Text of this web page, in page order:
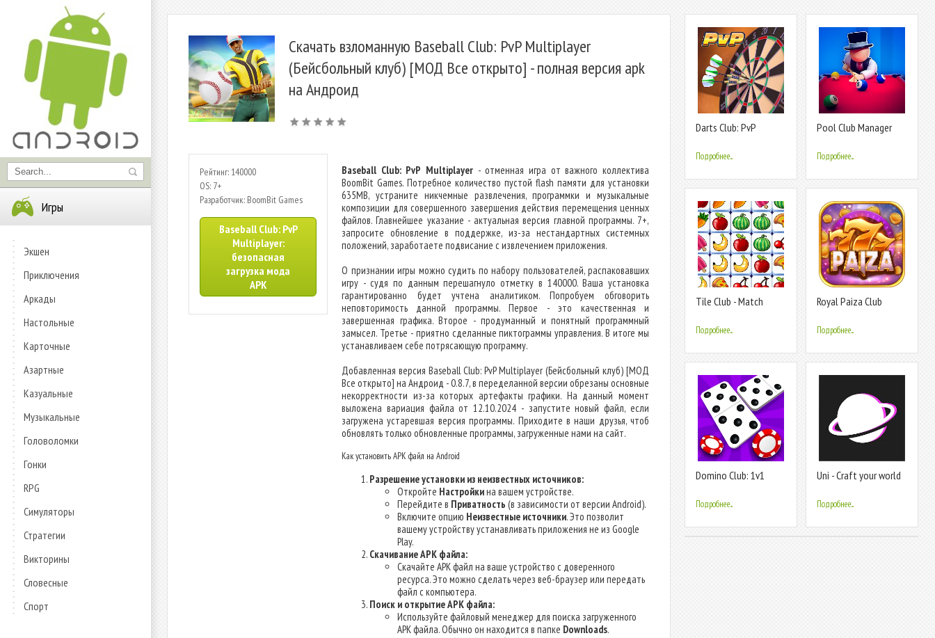
Игры
Экшен
Приключения
Аркады
Настольные
Карточные
Азартные
Казуальные
Музыкальные
Головоломки
Гонки
RPG
Симуляторы
Стратегии
Викторины
Словесные
Спорт
Скачать взломанную Baseball Club: PvP Multiplayer
(Бейсбольный клуб) [МОД Все открыто] - полная версия apk
на Андроид
Рейтинг: 140000
OS: 7+
Разработчик: BoomBit Games
Baseball Club: PvP
Multiplayer:
безопасная
загрузка мода
APK
Baseball Club: PvP Multiplayer - отменная игра от важного коллектива
BoomBit Games. Потребное количество пустой flash памяти для установки
635MB, устраните никчемные развлечения, программки и музыкальные
композиции для совершенного завершения действия перемещения ценных
файлов. Главнейшее указание - актуальная версия главной программы. 7+,
запросите обновление в поддержке, из-за нестандартных системных
положений, заработаете подвисание с извлечением приложения.
О признании игры можно судить по набору пользователей, распаковавших
игру - судя по данным перешагнуло отметку в 140000. Ваша установка
гарантированно будет учтена аналитиком. Попробуем обговорить
неповторимость данной программы. Первое - это качественная и
завершенная графика. Второе - продуманный и понятный программный
замысел. Третье - приятно сделанные пиктограммы управления. В итоге мы
устанавливаем себе потрясающую программу.
Добавленная версия Baseball Club: PvP Multiplayer (Бейсбольный клуб) [МОД
Все открыто] на Андроид - 0.8.7, в переделанной версии обрезаны основные
некорректности из-за которых артефакты графики. На данный момент
выложена вариация файла от 12.10.2024 - запустите новый файл, если
загружена устаревшая версия программы. Приходите в наши друзья, чтоб
обновлять только обновленные программы, загруженные нами на сайт.
Как установить APK файл на Android
Разрешение установки из неизвестных источников:
Откройте Настройкина вашем устройстве.
Перейдите в Приватность (в зависимости от версии Android).
Включите опцию Неизвестные источники. Это позволит
вашему устройству устанавливать приложения не из Google
Play.
Скачивание APK файла:
Скачайте APK файл на ваше устройство с доверенного
ресурса. Это можно сделать через веб-браузер или передать
файл с компьютера.
Поиск и открытие APK файла:
Используйте файловый менеджер для поиска загруженного
APK файла. Обычно он находится в папке Downloads.
Darts Club: PvP
Подробнее...
Pool Club Manager
Подробнее...
Tile Club - Match
Подробнее...
Royal Paiza Club
Подробнее...
Domino Club: 1v1
Подробнее...
Uni - Craft your world
Подробнее...